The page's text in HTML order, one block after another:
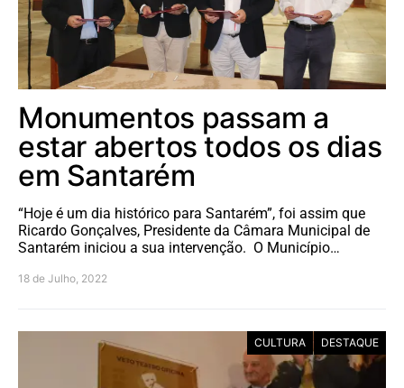
Monumentos passam a
estar abertos todos os dias
em Santarém
“Hoje é um dia histórico para Santarém”, foi assim que
Ricardo Gonçalves, Presidente da Câmara Municipal de
Santarém iniciou a sua intervenção. O Município…
18 de Julho, 2022
CULTURA DESTAQUE